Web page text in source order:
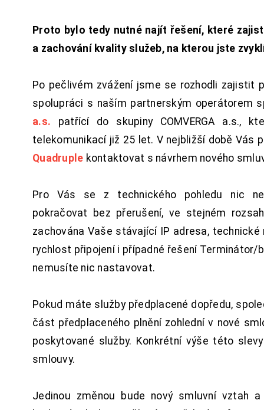
Proto bylo tedy nutné najít řešení, které
a zachování kvality služeb, na kterou jste
Po pečlivém zvážení jsme se rozhodli zajistit
spolupráci s naším partnerským operátorem
a.s. patřící do skupiny COMVERGA a.s.,
telekomunikací již 25 let. V nejbližší době Vás
Quadruple kontaktovat s návrhem nového
Pro Vás se z technického pohledu nic
pokračovat bez přerušení, ve stejném
zachována Vaše stávající IP adresa, technické
rychlost připojení i případné řešení Terminátor/
nemusíte nic nastavovat.
Pokud máte služby předplacené dopředu,
část předplaceného plnění zohlední v nové
poskytované služby. Konkrétní výše této
smlouvy.
Jedinou změnou bude nový smluvní vztah